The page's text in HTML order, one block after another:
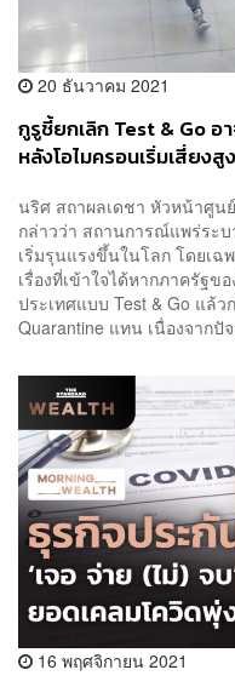
20 ธันวาคม 2021
กูรูชี้ยกเลิก Test & Go อ
หลังโอไมครอนเริ่มเสี่ยง
นริศ สถาผลเดชา หัวหน้าศูน
กล่าวว่า สถานการณ์แพร่ระ
เริ่มรุนแรงขึ้นในโลก โดยเฉ
เรื่องที่เข้าใจได้หากภาครัฐข
ประเทศแบบ Test & Go แล้
Quarantine แทน เนื่องจากปั
16 พฤศจิกายน 2021